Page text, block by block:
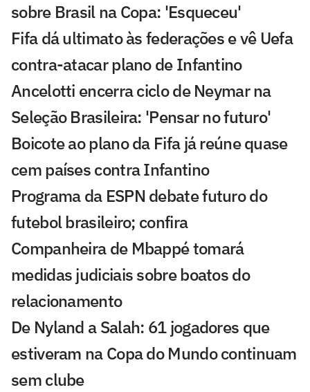
sobre Brasil na Copa: 'Esqueceu'
Fifa dá ultimato às federações e vê Uefa
contra-atacar plano de Infantino
Ancelotti encerra ciclo de Neymar na
Seleção Brasileira: 'Pensar no futuro'
Boicote ao plano da Fifa já reúne quase
cem países contra Infantino
Programa da ESPN debate futuro do
futebol brasileiro; confira
Companheira de Mbappé tomará
medidas judiciais sobre boatos do
relacionamento
De Nyland a Salah: 61 jogadores que
estiveram na Copa do Mundo continuam
sem clube